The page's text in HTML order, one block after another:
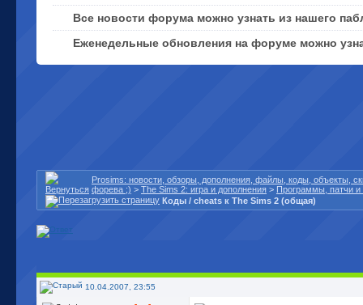
Все новости форума можно узнать из нашего
Еженедельные обновления на форуме можно
Prosims: новости, обзоры, дополнения, файлы, коды, объекты,
форева ;) > The Sims 2: игра и дополнения > Программы, патчи и
Коды / cheats к The Sims 2 (общая)
10.04.2007, 23:55